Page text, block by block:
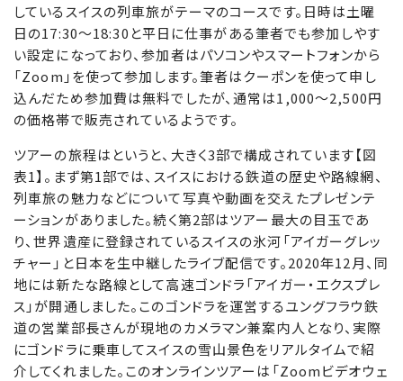
しているスイスの列車旅がテーマのコースです。日時は土曜
日の17:30～18:30と平日に仕事がある筆者でも参加しやす
い設定になっており、参加者はパソコンやスマートフォンから
「Zoom」を使って参加します。筆者はクーポンを使って申し
込んだため参加費は無料でしたが、通常は1,000～2,500円
の価格帯で販売されているようです。
ツアーの旅程はというと、大きく3部で構成されています【図
表1】。まず第1部では、スイスにおける鉄道の歴史や路線網、
列車旅の魅力などについて写真や動画を交えたプレゼンテ
ーションがありました。続く第2部はツアー最大の目玉であ
り、世界遺産に登録されているスイスの氷河「アイガーグレッ
チャー」と日本を生中継したライブ配信です。2020年12月、同
地には新たな路線として高速ゴンドラ「アイガー・エクスプレ
ス」が開通しました。このゴンドラを運営するユングフラウ鉄
道の営業部長さんが現地のカメラマン兼案内人となり、実際
にゴンドラに乗車してスイスの雪山景色をリアルタイムで紹
介してくれました。このオンラインツアーは「Zoomビデオウェ